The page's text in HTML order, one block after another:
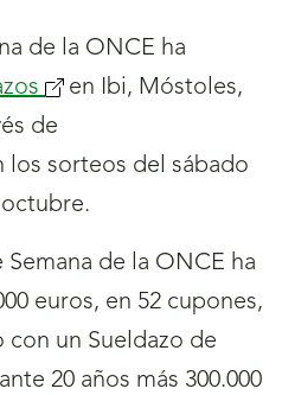
de la ONCE ha
(se
abrirá
nueva
ventana)
en Ibi, Móstoles,
de
los sorteos del sábado
de la ONCE ha
euros, en 52 cupones,
un Sueldazo de
20 años más 300.000